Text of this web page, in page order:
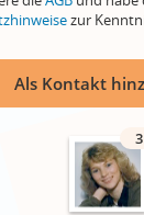
zur
Als Kontakt
3